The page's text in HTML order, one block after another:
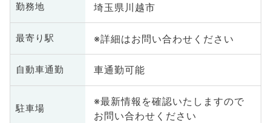
勤務地 埼玉県川越市
最寄り駅 ※詳細はお問い合わせください
自動車通勤 車通勤可能
駐車場
※最新情報を確認いたしますので
お問い合わせください